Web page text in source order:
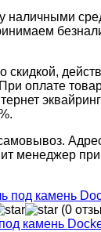
наличными
скидкой,
оплате
менеджер
(0
камень